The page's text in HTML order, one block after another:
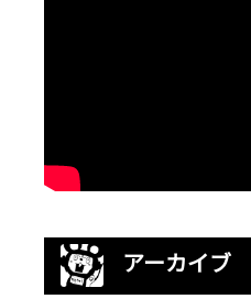
アーカイブ